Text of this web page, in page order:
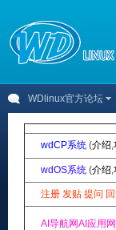
WDlinux官方论坛
wdCP系统 (介绍,
wdOS系统 (介绍,
注册 发贴 提问
AI导航网AI应用